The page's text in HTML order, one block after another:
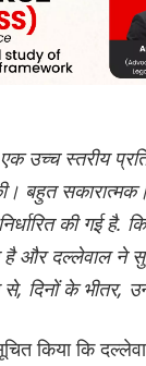
उच्च स्तरीय
बहुत
निर्धारित की
और दल्लेवाल ने
दिनों के भीतर,
किया कि